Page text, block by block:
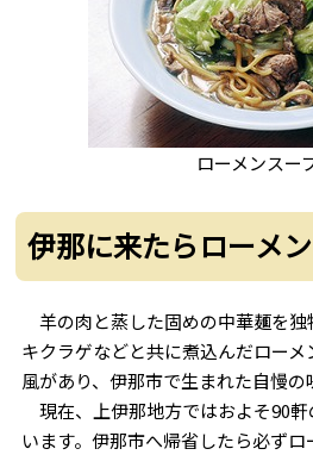
ローメンスー
伊那に来たらローメン
羊の肉と蒸した固めの中華麺を独
キクラゲなどと共に煮込んだロー
風があり、伊那市で生まれた自慢の
現在、上伊那地方ではおよそ90
います。伊那市へ帰省したら必ず